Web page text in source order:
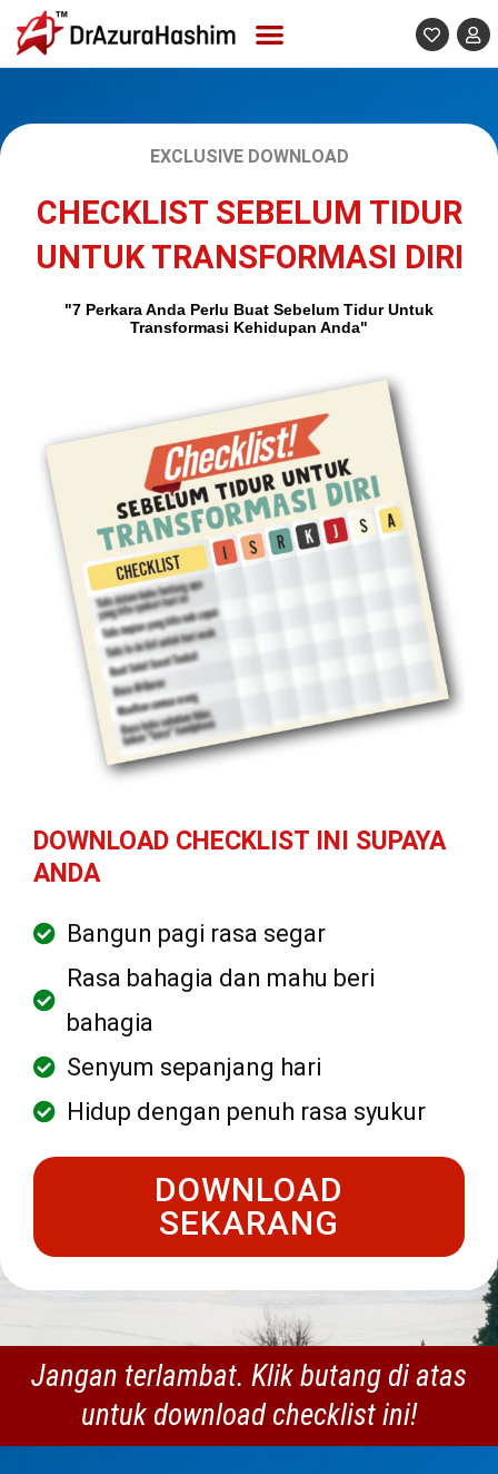
content
EXCLUSIVE DOWNLOAD
CHECKLIST SEBELUM TIDUR
UNTUK TRANSFORMASI DIRI
"7 Perkara Anda Perlu Buat Sebelum Tidur Untuk
Transformasi Kehidupan Anda"
DOWNLOAD CHECKLIST INI SUPAYA
ANDA
Bangun pagi rasa segar
Rasa bahagia dan mahu beri
bahagia
Senyum sepanjang hari
Hidup dengan penuh rasa syukur
DOWNLOAD
SEKARANG
Jangan terlambat. Klik butang di atas
untuk download checklist ini!